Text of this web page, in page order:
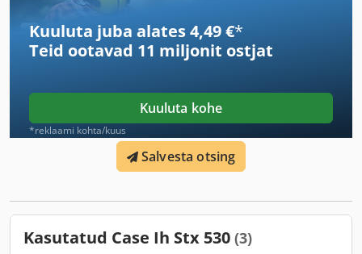
Kuuluta juba alates 4,49 €*
Teid ootavad 11 miljonit ostjat
Kuuluta kohe
*reklaami kohta/kuus
Salvesta otsing
Kasutatud Case Ih Stx 530 (3)